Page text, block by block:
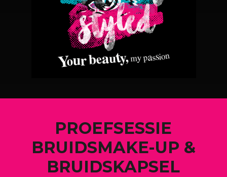
PROEFSESSIE
BRUIDSMAKE-UP &
BRUIDSKAPSEL